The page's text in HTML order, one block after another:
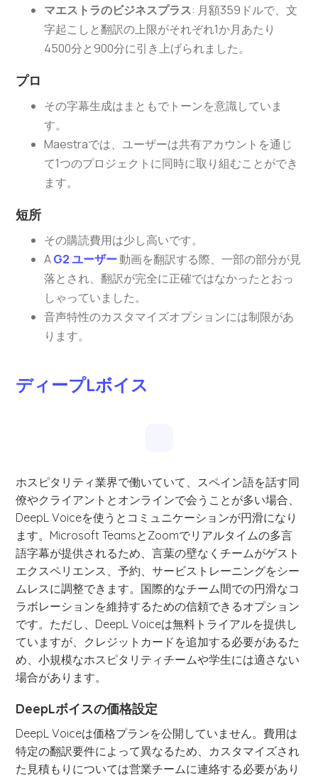
マエストラのビジネスプラス: 月額359ドルで、文
字起こしと翻訳の上限がそれぞれ1か月あたり
4500分と900分に引き上げられました。
プロ
その字幕生成はまともでトーンを意識していま
す。
Maestraでは、ユーザーは共有アカウントを通じ
て1つのプロジェクトに同時に取り組むことができ
ます。
短所
その購読費用は少し高いです。
AG2 ユーザー動画を翻訳する際、一部の部分が見
落とされ、翻訳が完全に正確ではなかったとおっ
しゃっていました。
音声特性のカスタマイズオプションには制限があ
ります。
ディープLボイス
ホスピタリティ業界で働いていて、スペイン語を話す同
僚やクライアントとオンラインで会うことが多い場合、
DeepL Voiceを使うとコミュニケーションが円滑になり
ます。Microsoft TeamsとZoomでリアルタイムの多言
語字幕が提供されるため、言葉の壁なくチームがゲスト
エクスペリエンス、予約、サービストレーニングをシー
ムレスに調整できます。国際的なチーム間での円滑なコ
ラボレーションを維持するための信頼できるオプション
です。ただし、DeepL Voiceは無料トライアルを提供し
ていますが、クレジットカードを追加する必要があるた
め、小規模なホスピタリティチームや学生には適さない
場合があります。
DeepLボイスの価格設定
DeepL Voiceは価格プランを公開していません。費用は
特定の翻訳要件によって異なるため、カスタマイズされ
た見積もりについては営業チームに連絡する必要があり